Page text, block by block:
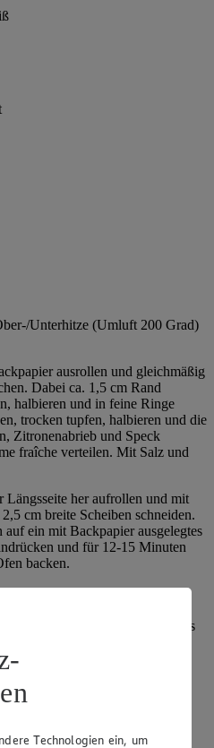
Unterhitze (Umluft 200 Grad)
ausrollen und gleichmäßig
Dabei ca. 1,5 cm Rand
halbieren und in feine Ringe
trocken tupfen, halbieren und die
Zitronenabrieb und Speck
fraîche verteilen. Mit Salz und
Längsseite her aufrollen und mit
cm breite Scheiben schneiden.
ein mit Backpapier ausgelegtes
und für 12-15 Minuten
backen.
Flammkuchen-Schnecken aus
Erwachsenen laut
Technologien ein, um